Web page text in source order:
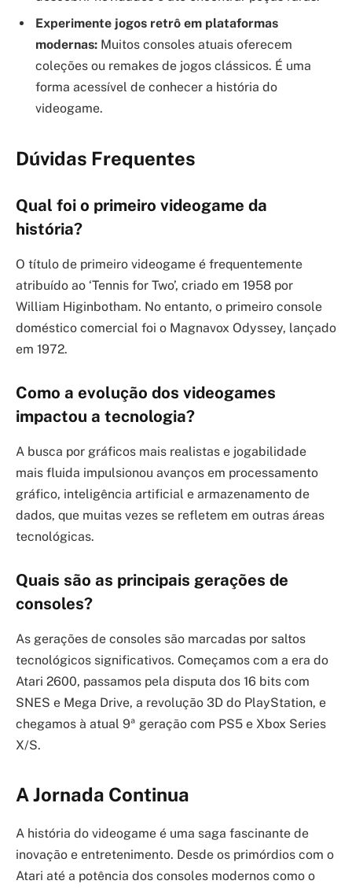
Experimente jogos retrô em plataformas
modernas: Muitos consoles atuais oferecem
coleções ou remakes de jogos clássicos. É uma
forma acessível de conhecer a história do
videogame.
Dúvidas Frequentes
Qual foi o primeiro videogame da
história?
O título de primeiro videogame é frequentemente
atribuído ao ‘Tennis for Two’, criado em 1958 por
William Higinbotham. No entanto, o primeiro console
doméstico comercial foi o Magnavox Odyssey, lançado
em 1972.
Como a evolução dos videogames
impactou a tecnologia?
A busca por gráficos mais realistas e jogabilidade
mais fluida impulsionou avanços em processamento
gráfico, inteligência artificial e armazenamento de
dados, que muitas vezes se refletem em outras áreas
tecnológicas.
Quais são as principais gerações de
consoles?
As gerações de consoles são marcadas por saltos
tecnológicos significativos. Começamos com a era do
Atari 2600, passamos pela disputa dos 16 bits com
SNES e Mega Drive, a revolução 3D do PlayStation, e
chegamos à atual 9ª geração com PS5 e Xbox Series
X/S.
A Jornada Continua
A história do videogame é uma saga fascinante de
inovação e entretenimento. Desde os primórdios com o
Atari até a potência dos consoles modernos como o